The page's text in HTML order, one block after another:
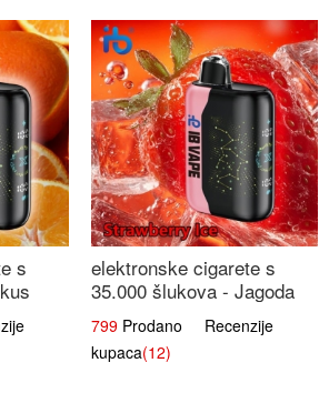
s
|
elektronske cigarete s
35.000 šlukova - Jagoda
Led | Ohladivši i
Osježavajući Okus
799 Prodano Recenzije
kupaca(12)